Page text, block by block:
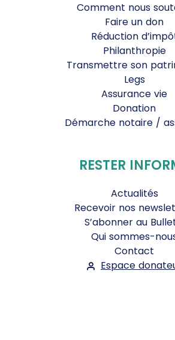
Comment nous
Faire un don
Réduction
Philanthropie
Transmettre son
Legs
Assurance vie
Donation
Démarche notaire /
RESTER
Actualités
Recevoir nos
S’abonner au
Qui sommes-
Contact
Espace